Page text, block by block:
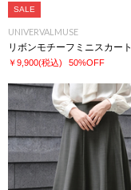
SALE
UNIVERVALMUSE
リボンモチーフミニスカート
￥9,900(税込) 50%OFF